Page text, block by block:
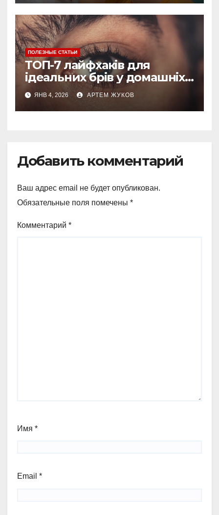
ПОЛЕЗНЫЕ СТАТЬИ
ТОП-7 лайфхаків для
ідеальних брів у домашніх
умовах
ЯНВ 4, 2026 АРТЕМ ЖУКОВ
Добавить комментарий
Ваш адрес email не будет опубликован.
Обязательные поля помечены *
Комментарий *
Имя *
Email *